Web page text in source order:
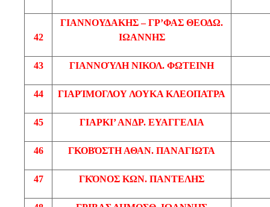
42
ΓΙΑΝΝΟΥΔΑΚΗΣ–ΓΡ’ΦΑΣ ΘΕΟΔΩ.
ΙΩΑΝΝΗΣ
43 ΓΙΑΝΝΟΎΛΗ ΝΙΚΟΛ. ΦΩΤΕΙΝΗ
44 ΓΙΑΡΊΜΟΓΛΟΥ ΛΟΥΚΑ ΚΛΕΟΠΑΤΡΑ
45 ΓΙΑΡΚΙ’ ΑΝΔΡ. ΕΥΑΓΓΕΛΙΑ
46 ΓΚΟΒΌΣΤΗ ΑΘΑΝ. ΠΑΝΑΓΙΩΤΑ
47 ΓΚΌΝΟΣ ΚΩΝ. ΠΑΝΤΕΛΗΣ